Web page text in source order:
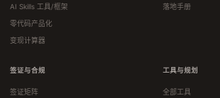
AI Skills 工具/框架
零代码产品化
变现计算器
落地手册
签证与合规
签证矩阵
工具与规划
全部工具